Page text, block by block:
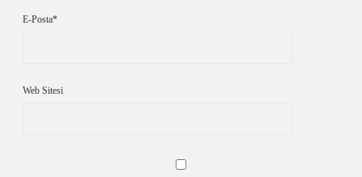
E-Posta*
Web Sitesi